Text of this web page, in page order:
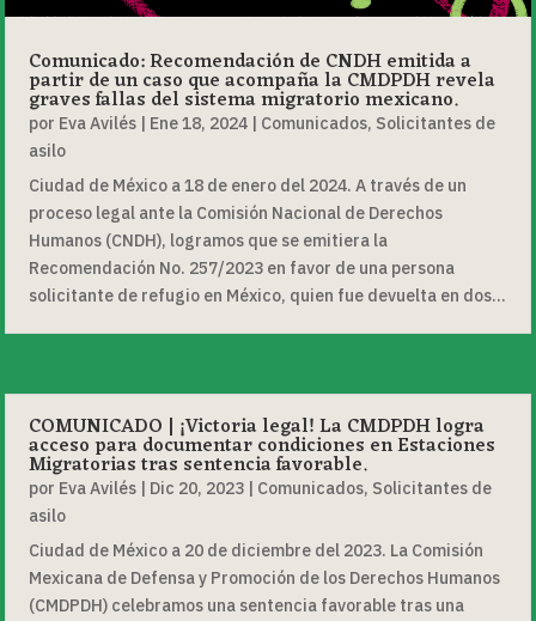
Comunicado: Recomendación de CNDH emitida a
partir de un caso que acompaña la CMDPDH revela
graves fallas del sistema migratorio mexicano.
por Eva Avilés | Ene 18, 2024 | Comunicados, Solicitantes de
asilo
Ciudad de México a 18 de enero del 2024. A través de un
proceso legal ante la Comisión Nacional de Derechos
Humanos (CNDH), logramos que se emitiera la
Recomendación No. 257/2023 en favor de una persona
solicitante de refugio en México, quien fue devuelta en dos...
COMUNICADO | ¡Victoria legal! La CMDPDH logra
acceso para documentar condiciones en Estaciones
Migratorias tras sentencia favorable.
por Eva Avilés Dic 20, 2023 Comunicados, Solicitantes de
asilo
Ciudad de México a 20 de diciembre del 2023. La Comisión
Mexicana de Defensa y Promoción de los Derechos Humanos
(CMDPDH) celebramos una sentencia favorable tras una